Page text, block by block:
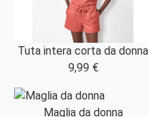
Tuta intera corta da donna
9,99 €
Maglia da donna